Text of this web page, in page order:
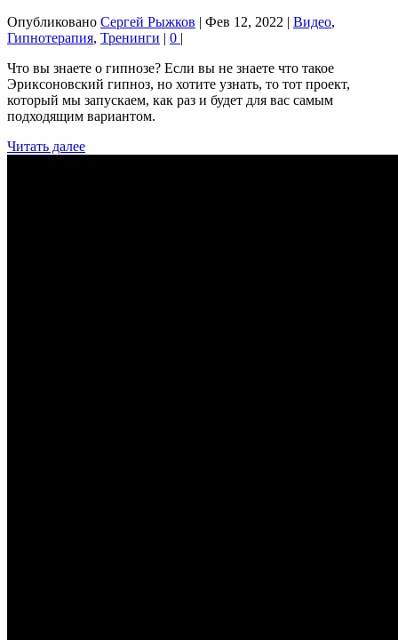
Опубликовано Сергей Рыжков | Фев 12, 2022 | Видео,
Гипнотерапия, Тренинги | 0 |
Что вы знаете о гипнозе? Если вы не знаете что такое
Эриксоновский гипноз, но хотите узнать, то тот проект,
который мы запускаем, как раз и будет для вас самым
подходящим вариантом.
Читать далее